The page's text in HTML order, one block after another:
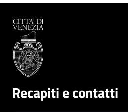
Recapiti e contatti